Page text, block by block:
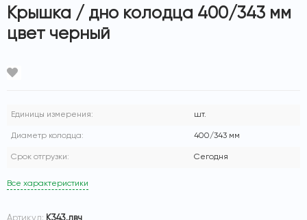
Доставка
Оплата
О магазине
Контакты
Крышка / дно колодца 400/343 мм
цвет черный
Единицы измерения: шт.
Диаметр колодца: 400/343 мм
Срок отгрузки: Сегодня
Все характеристики
Артикул: К343.лвч